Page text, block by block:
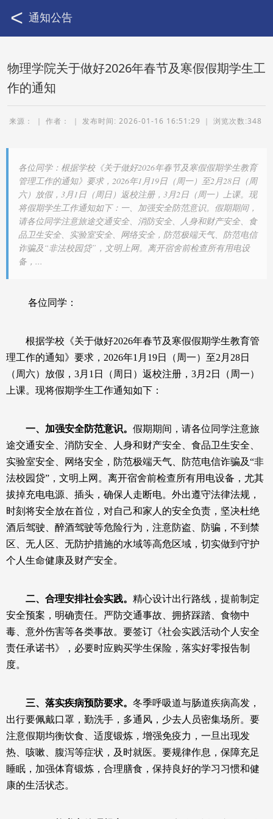
通知公告
物理学院关于做好2026年春节及寒假假期学生工
作的通知
来源： ｜ 作者： ｜ 2026-01-16 16:51:29 ｜ 348
各位同学：根据学校《关于做好2026年春节及寒假假期学生教育
管理工作的通知》要求，2026年1月19日（周一）至2月28日（周
六）放假，3月1日（周日）返校注册，3月2日（周一）上课。现
将假期学生工作通知如下：一、加强安全防范意识。假期期间，
请各位同学注意旅途交通安全、消防安全、人身和财产安全、食
品卫生安全、实验室安全、网络安全，防范极端天气、防范电信
诈骗及“非法校园贷”，文明上网。离开宿舍前检查所有用电设
备，...
各位同学：
根据学校《关于做好2026年春节及寒假假期学生教育管
理工作的通知》要求，2026年1月19日（周一）至2月28日
（周六）放假，3月1日（周日）返校注册，3月2日（周一）
上课。现将假期学生工作通知如下：
一、加强安全防范意识。 假期期间，请各位同学注意旅
途交通安全、消防安全、 人身和财产安全、 食品卫生安全
实验室安全、网络安全，防范极端天气、防范电信诈骗及“非
法校园贷”，文明上网。离开宿舍前检查所有用电设备，尤其
拔掉充电电源、插头，确保人走断电。 外出遵守法律法规，
时刻将安全放在首位，对自己和家人的安全负责 ，坚决杜绝
酒后驾驶、醉酒驾驶等危险行为 ， 注意防盗、防骗，不到禁
区、无人区、无防护措施的水域等高危区域，切实做到守护
个人生命健康及财产安全。
二、合理安排社会实践。 精心设计出行路线，提前制定
安全预案，明确责任。严防交通事故、拥挤踩踏、食物中
毒、意外伤害等各类事故。要签订《社会实践活动个人安全
责任承诺书》，必要时应购买学生保险，落实好零报告制
度。
三、落实疾病预防要求。 冬季呼吸道与肠道疾病高发，
出行要佩戴口罩，勤洗手，多通风，少去人员密集场所。要
注意假期均衡饮食、适度锻炼，增强免疫力，一旦出现发
热、咳嗽、腹泻等症状，及时就医。要规律作息，保障充足
睡眠，加强体育锻炼，合理膳食，保持良好的学习习惯和健
康的生活状态。